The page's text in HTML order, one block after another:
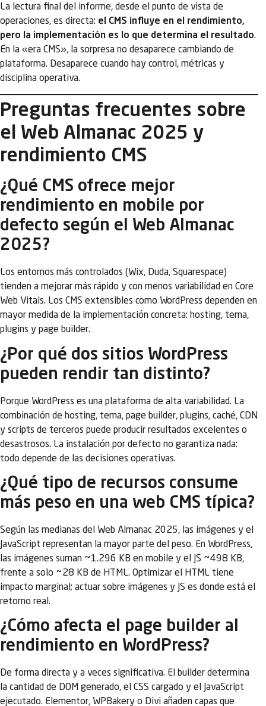
La lectura final del informe, desde el punto de vista de
operaciones, es directa: el CMS influye en el rendimiento,
pero la implementación es lo que determina el resultado.
En la «era CMS», la sorpresa no desaparece cambiando de
plataforma. Desaparece cuando hay control, métricas y
disciplina operativa.
Preguntas frecuentes sobre
el Web Almanac 2025 y
rendimiento CMS
¿Qué CMS ofrece mejor
rendimiento en mobile por
defecto según el Web Almanac
2025?
Los entornos más controlados (Wix, Duda, Squarespace)
tienden a mejorar más rápido y con menos variabilidad en Core
Web Vitals. Los CMS extensibles como WordPress dependen en
mayor medida de la implementación concreta: hosting, tema,
plugins y page builder.
¿Por qué dos sitios WordPress
pueden rendir tan distinto?
Porque WordPress es una plataforma de alta variabilidad. La
combinación de hosting, tema, page builder, plugins, caché, CDN
y scripts de terceros puede producir resultados excelentes o
desastrosos. La instalación por defecto no garantiza nada:
todo depende de las decisiones operativas.
¿Qué tipo de recursos consume
más peso en una web CMS típica?
Según las medianas del Web Almanac 2025, las imágenes y el
JavaScript representan la mayor parte del peso. En WordPress,
las imágenes suman ~1.296 KB en mobile y el JS ~498 KB,
frente a solo ~28 KB de HTML. Optimizar el HTML tiene
impacto marginal; actuar sobre imágenes y JS es donde está el
retorno real.
¿Cómo afecta el page builder al
rendimiento en WordPress?
De forma directa y a veces significativa. El builder determina
la cantidad de DOM generado, el CSS cargado y el JavaScript
ejecutado. Elementor, WPBakery o Divi añaden capas que